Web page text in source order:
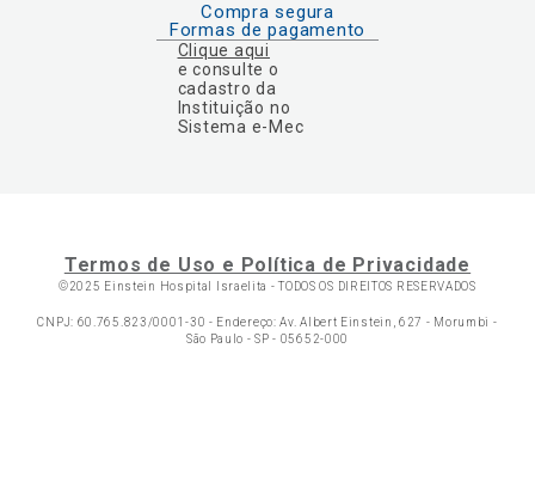
Compra segura
Formas de pagamento
Clique aqui
e consulte o
cadastro da
Instituição no
Sistema e-Mec
Termos de Uso e Política de Privacidade
©2025 Einstein Hospital Israelita -TODOS OS DIREITOS RESERVADOS
CNPJ: 60.765.823/0001-30 - Endereço: Av. Albert Einstein, 627 - Morumbi -
São Paulo - SP - 05652-000